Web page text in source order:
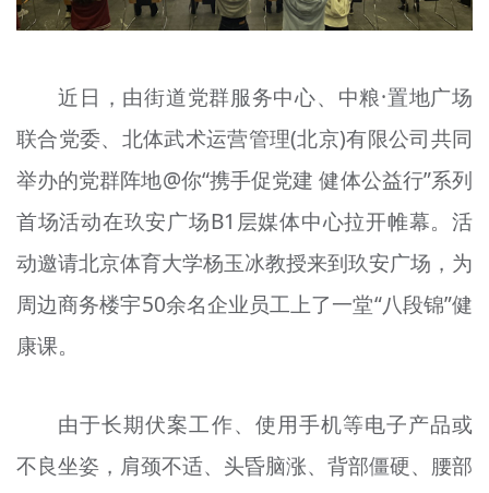
近日，由街道党群服务中心、中粮·置地广场
联合党委、北体武术运营管理(北京)有限公司共同
举办的党群阵地@你“携手促党建 健体公益行”系列
首场活动在玖安广场B1层媒体中心拉开帷幕。活
动邀请北京体育大学杨玉冰教授来到玖安广场，为
周边商务楼宇50余名企业员工上了一堂“八段锦”健
康课。
由于长期伏案工作、使用手机等电子产品或
不良坐姿，肩颈不适、头昏脑涨、背部僵硬、腰部